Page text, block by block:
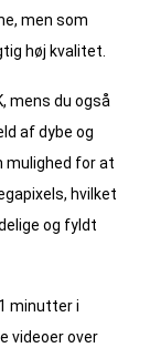
men som
høj kvalitet.
mens du også
af dybe og
mulighed for at
hvilket
og fyldt
minutter i
videoer over